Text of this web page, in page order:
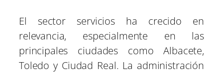
El sector servicios ha crecido en
relevancia, especialmente en las
principales ciudades como Albacete,
Toledo y Ciudad Real. La administración